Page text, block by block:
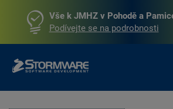
Vše k JMHZ v Pohodě a
Podívejte se na podrobnosti